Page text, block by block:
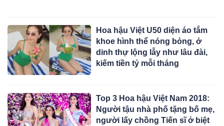
Hoa hậu Việt U50 diện áo tắm
khoe hình thể nóng bỏng, ở
dinh thự lộng lẫy như lâu đài,
kiếm tiền tỷ mỗi tháng
Top 3 Hoa hậu Việt Nam 2018:
Người tậu nhà phố tặng bố mẹ,
người lấy chồng Tiến sĩ ở biệt